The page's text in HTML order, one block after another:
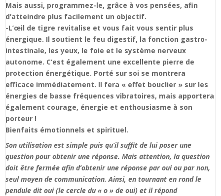
Mais aussi, programmez-le, grâce à vos pensées, afin
d’atteindre plus facilement un objectif.
-L’œil de tigre revitalise et vous fait vous sentir plus
énergique. Il soutient le feu digestif, la fonction gastro-
intestinale, les yeux, le foie et le système nerveux
autonome. C’est également une excellente pierre de
protection énergétique. Porté sur soi se montrera
efficace immédiatement. Il fera « effet bouclier » sur les
énergies de basse fréquences vibratoires, mais apportera
également courage, énergie et enthousiasme à son
porteur !
Bienfaits émotionnels et spirituel.
Son utilisation est simple puis qu’il suffit de lui poser une
question pour obtenir une réponse. Mais attention, la question
doit être fermée afin d’obtenir une réponse par oui ou par non,
seul moyen de communication. Ainsi, en tournant en rond le
pendule dit oui (le cercle du « o » de oui) et il répond